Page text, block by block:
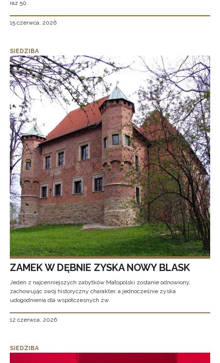
raz 50.
15 czerwca, 2026
SIEDZIBA
ZAMEK W DĘBNIE ZYSKA NOWY BLASK
Jeden z najcenniejszych zabytków Małopolski zostanie odnowiony,
zachowując swój historyczny charakter, a jednocześnie zyska
udogodnienia dla współczesnych zw
12 czerwca, 2026
SIEDZIBA